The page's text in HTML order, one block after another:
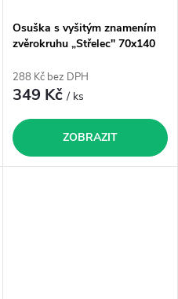
Osuška s vyšitým znamením
zvěrokruhu „Střelec" 70x140
288 Kč bez DPH
349 Kč/ ks
ZOBRAZIT